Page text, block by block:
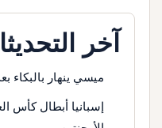
آخر
ميسي ينهار بالبكاء
إسبانيا أبطال كأس